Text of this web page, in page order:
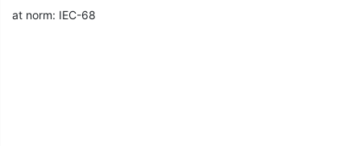
at norm: IEC-68